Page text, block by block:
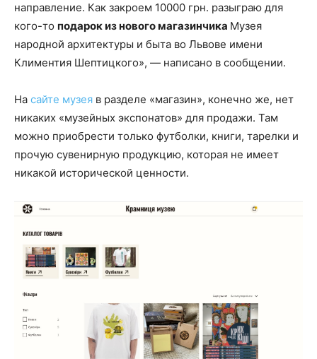
направление. Как закроем 10000 грн. разыграю для
кого-то подарок из нового магазинчика Музея
народной архитектуры и быта во Львове имени
Климентия Шептицкого», — написано в сообщении.
На сайте музея в разделе «магазин», конечно же, нет
никаких «музейных экспонатов» для продажи. Там
можно приобрести только футболки, книги, тарелки и
прочую сувенирную продукцию, которая не имеет
никакой исторической ценности.